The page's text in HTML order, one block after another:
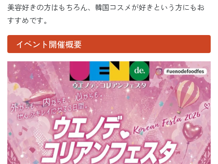
美容好きの方はもちろん、韓国コスメが好きという方にもお
すすめです。
イベント開催概要